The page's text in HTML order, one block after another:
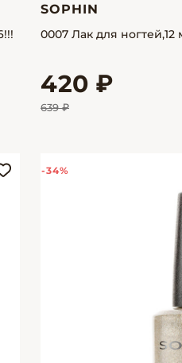
SOPHIN
0007 Лак для ногтей,12
420 ₽
639 ₽
-34%